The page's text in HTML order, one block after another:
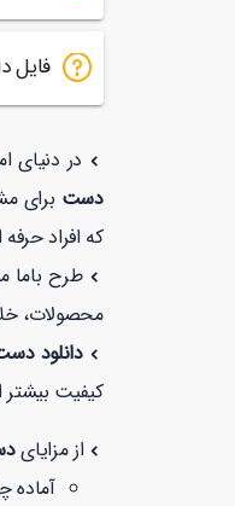
فایل
در دنیای
دست برای
که افراد
طرح باما
محصولات،
دانلود
کیفیت بیشتر از 1 دقیقه زمان نمی برد. همچنین شما می توانید در طرح با ما با خیالی
از مزایای
آماده